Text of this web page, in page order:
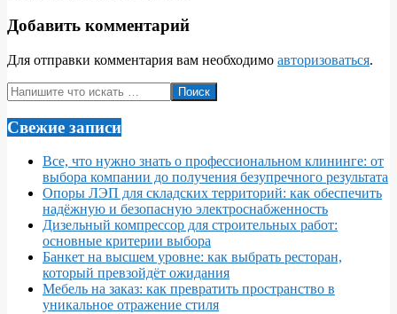
Добавить комментарий
Для отправки комментария вам необходимо авторизоваться.
Поиск
Свежие записи
Все, что нужно знать о профессиональном клининге: от
выбора компании до получения безупречного результата
Опоры ЛЭП для складских территорий: как обеспечить
надёжную и безопасную электроснабженность
Дизельный компрессор для строительных работ:
основные критерии выбора
Банкет на высшем уровне: как выбрать ресторан,
который превзойдёт ожидания
Мебель на заказ: как превратить пространство в
уникальное отражение стиля